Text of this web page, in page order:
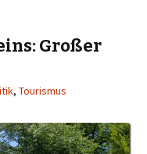
Großer
, Tourismus